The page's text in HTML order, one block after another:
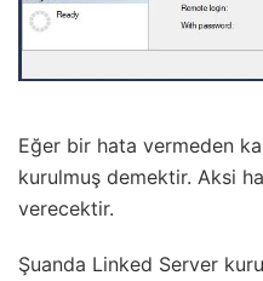
Eğer bir hata vermeden
kurulmuş demektir. Aksi
verecektir.
Şuanda Linked Server